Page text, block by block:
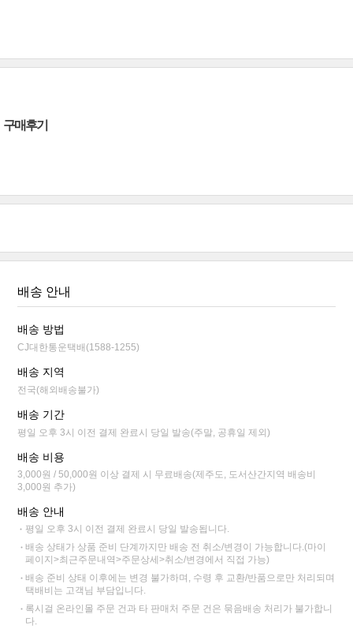
구매후기
배송 안내
배송 방법
CJ대한통운택배(1588-1255)
배송 지역
전국(해외배송불가)
배송 기간
평일 오후 3시 이전 결제 완료시 당일 발송(주말, 공휴일 제외)
배송 비용
3,000원 / 50,000원 이상 결제 시 무료배송(제주도, 도서산간지역 배송비
3,000원 추가)
배송 안내
평일 오후 3시 이전 결제 완료시 당일 발송됩니다.
배송 상태가 상품 준비 단계까지만 배송 전 취소/변경이 가능합니다.(마이
페이지>최근주문내역>주문상세>취소/변경에서 직접 가능)
배송 준비 상태 이후에는 변경 불가하며, 수령 후 교환/반품으로만 처리되며
택배비는 고객님 부담입니다.
록시걸 온라인몰 주문 건과 타 판매처 주문 건은 묶음배송 처리가 불가합니
다.